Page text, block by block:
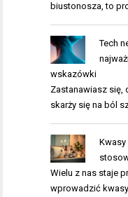
biustonosza, to
Tech
wskazówki
Zastanawiasz się,
skarży się na ból
Kwasy
Wielu z nas staje
wprowadzić